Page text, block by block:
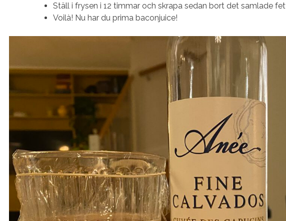
Ställ i frysen i 12 timmar och skrapa sedan bort det samlade
Voilà! Nu har du prima baconjuice!